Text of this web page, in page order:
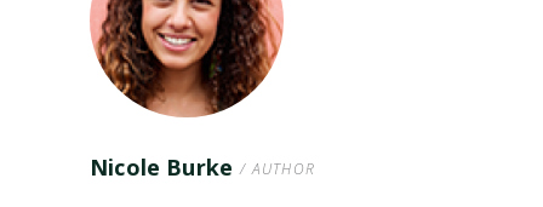
Nicole Burke/ AUTHOR